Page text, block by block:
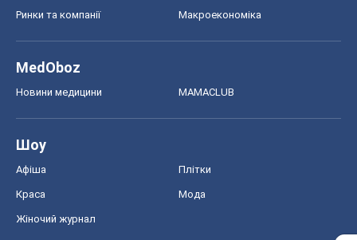
Ринки та компанії Макроекономіка
MedOboz
Новини медицини MAMACLUB
Шоу
Афіша Плітки
Краса Мода
Жіночий журнал